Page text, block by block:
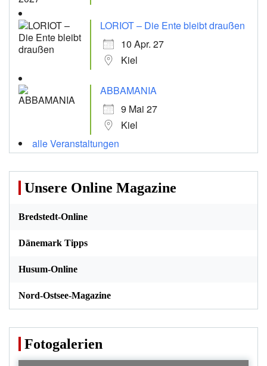
LORIOT – Die Ente bleibt draußen
10 Apr. 27
Kiel
ABBAMANIA
9 Mai 27
Kiel
alle Veranstaltungen
Unsere Online Magazine
Bredstedt-Online
Dänemark Tipps
Husum-Online
Nord-Ostsee-Magazine
Fotogalerien